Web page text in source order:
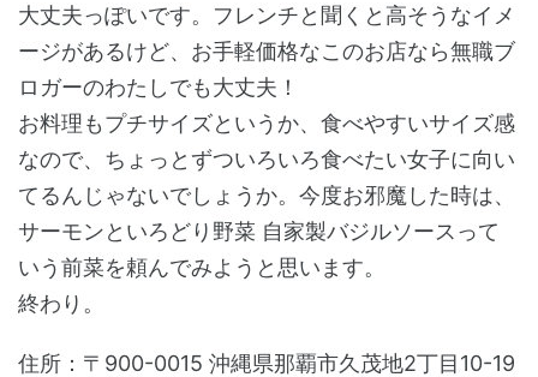
大丈夫っぽいです。フレンチと聞くと高そうなイメ
ージがあるけど、お手軽価格なこのお店なら無職ブ
ロガーのわたしでも大丈夫！
お料理もプチサイズというか、食べやすいサイズ感
なので、ちょっとずついろいろ食べたい女子に向い
てるんじゃないでしょうか。今度お邪魔した時は、
サーモンといろどり野菜 自家製バジルソースって
いう前菜を頼んでみようと思います。
終わり。
住所：〒900-0015 沖縄県那覇市久茂地2丁目10-19